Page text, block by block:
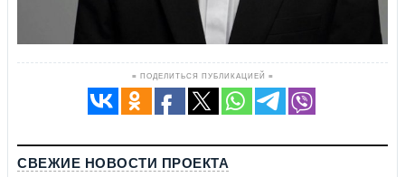
≡ ПОДЕЛИТЬСЯ ПУБЛИКАЦИЕЙ ≡
СВЕЖИЕ НОВОСТИ ПРОЕКТА